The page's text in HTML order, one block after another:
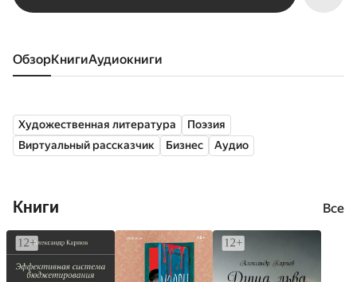
Обзор книги аудиокниги
Художественная литература
Поэзия
Виртуальный рассказчик
Бизнес Аудио
Книги Все